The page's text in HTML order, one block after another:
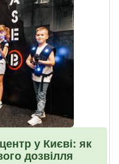
у Києві: як
дозвілля